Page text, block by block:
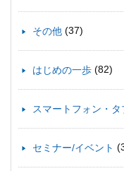
その他 (37)
はじめの一歩 (82)
スマートフォン・タ
セミナー/イベント